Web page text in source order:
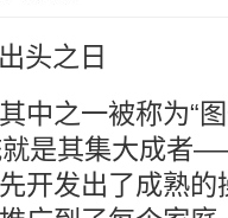
头之日
中之一被称为“
是其集大成者
开发出了成熟